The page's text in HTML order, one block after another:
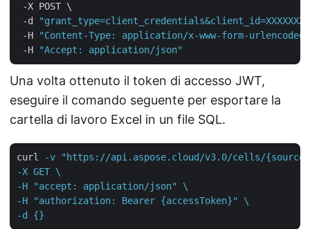
-X POST \
-d
"grant_type=client_credentials&client_id=XXXXXXX-
-H
"Content-Type: application/x-www-form-urlencoded"
-H
"Accept: application/json"
Una volta ottenuto il token di accesso JWT,
eseguire il comando seguente per esportare la
cartella di lavoro Excel in un file SQL.
curl
-v "https://api.aspose.cloud/v3.0/cells/
-X GET \
-H "accept: application/json" \
-H "authorization: Bearer {accessToken}" \
-d {}